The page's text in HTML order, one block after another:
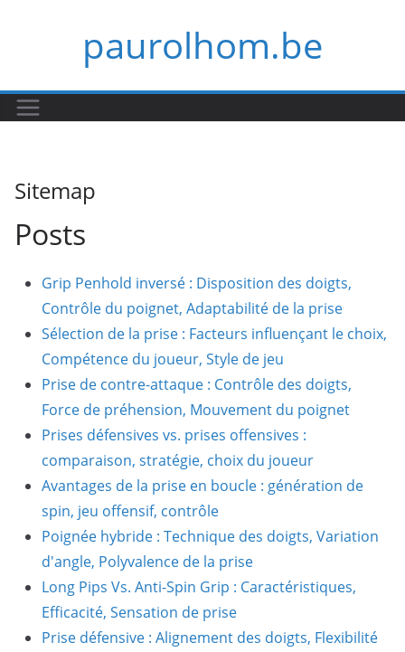
paurolhom.be
Sitemap
Posts
Grip Penhold inversé : Disposition des doigts,
Contrôle du poignet, Adaptabilité de la prise
Sélection de la prise : Facteurs influençant le choix,
Compétence du joueur, Style de jeu
Prise de contre-attaque : Contrôle des doigts,
Force de préhension, Mouvement du poignet
Prises défensives vs. prises offensives :
comparaison, stratégie, choix du joueur
Avantages de la prise en boucle : génération de
spin, jeu offensif, contrôle
Poignée hybride : Technique des doigts, Variation
d'angle, Polyvalence de la prise
Long Pips Vs. Anti-Spin Grip : Caractéristiques,
Efficacité, Sensation de prise
Prise défensive : Alignement des doigts, Flexibilité